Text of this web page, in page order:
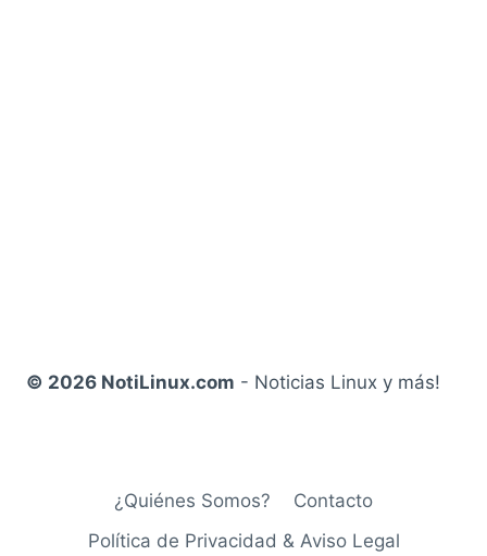
© 2026 NotiLinux.com - Noticias Linux y más!
¿Quiénes Somos?
Contacto
Política de Privacidad & Aviso Legal